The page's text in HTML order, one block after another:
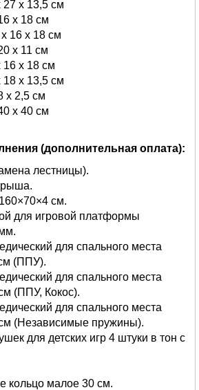
27 х 13,5 см
х 18 см
16 х 18 см
х 11 см
16 x 18 см
18 х 13,5 см
х 2,5 см
х 40 см
(дополнительная оплата):
лестницы).
см.
для игровой платформы
для спального места
(ППУ).
для спального места
(ППУ, Кокос).
для спального места
(Независимые пружины).
для детских игр 4 штуки в тон с
кольцо малое 30 см.